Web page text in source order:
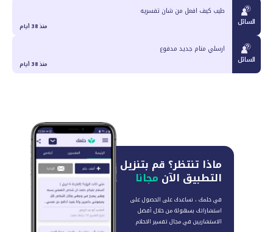
السائل
طيب كيف افعل من شان تفسريه
منذ 38 أيام
السائل
ارسلي منام جديد مدفوع
منذ 38 أيام
ماذا تنتظر؟ قم بتنزيل
التطبيق الآن مجانا
في حلمك ، نساعدك على الحصول على
استشاراتك بسهولة من خلال أفضل
الاستشاريين في مجال تفسير الاحلام